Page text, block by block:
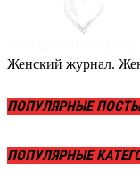
Женский журнал.
ПОПУЛЯРНЫЕ ПОСТЫ
ПОПУЛЯРНЫЕ